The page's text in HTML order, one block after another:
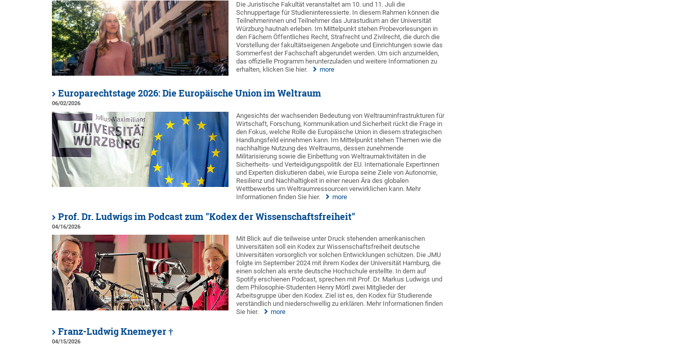
Die Juristische Fakultät veranstaltet am 10. und 11. Juli die
Schnuppertage für Studieninteressierte. In diesem Rahmen können die
Teilnehmerinnen und Teilnehmer das Jurastudium an der Universität
Würzburg hautnah erleben. Im Mittelpunkt stehen Probevorlesungen in
den Fächern Öffentliches Recht, Strafrecht und Zivilrecht, die durch die
Vorstellung der fakultätseigenen Angebote und Einrichtungen sowie das
Sommerfest der Fachschaft abgerundet werden. Um sich anzumelden,
das offizielle Programm herunterzuladen und weitere Informationen zu
erhalten, klicken Sie hier.
more
Europarechtstage 2026: Die Europäische Union im Weltraum
06/02/2026
Angesichts der wachsenden Bedeutung von Weltrauminfrastrukturen für
Wirtschaft, Forschung, Kommunikation und Sicherheit rückt die Frage in
den Fokus, welche Rolle die Europäische Union in diesem strategischen
Handlungsfeld einnehmen kann. Im Mittelpunkt stehen Themen wie die
nachhaltige Nutzung des Weltraums, dessen zunehmende
Militarisierung sowie die Einbettung von Weltraumaktivitäten in die
Sicherheits- und Verteidigungspolitik der EU. Internationale Expertinnen
und Experten diskutieren dabei, wie Europa seine Ziele von Autonomie,
Resilienz und Nachhaltigkeit in einer neuen Ära des globalen
Wettbewerbs um Weltraumressourcen verwirklichen kann. Mehr
Informationen finden Sie hier.
more
Prof. Dr. Ludwigs im Podcast zum "Kodex der Wissenschaftsfreiheit"
04/16/2026
Mit Blick auf die teilweise unter Druck stehenden amerikanischen
Universitäten soll ein Kodex zur Wissenschaftsfreiheit deutsche
Universitäten vorsorglich vor solchen Entwicklungen schützen. Die JMU
folgte im September 2024 mit ihrem Kodex der Universität Hamburg, die
einen solchen als erste deutsche Hochschule erstellte. In dem auf
Spotify erschienen Podcast, sprechen mit Prof. Dr. Markus Ludwigs und
dem Philosophie-Studenten Henry Mörtl zwei Mitglieder der
Arbeitsgruppe über den Kodex. Ziel ist es, den Kodex für Studierende
verständlich und niederschwellig zu erklären. Mehr Informationen finden
Sie hier.
more
Franz-Ludwig Knemeyer †
04/15/2026